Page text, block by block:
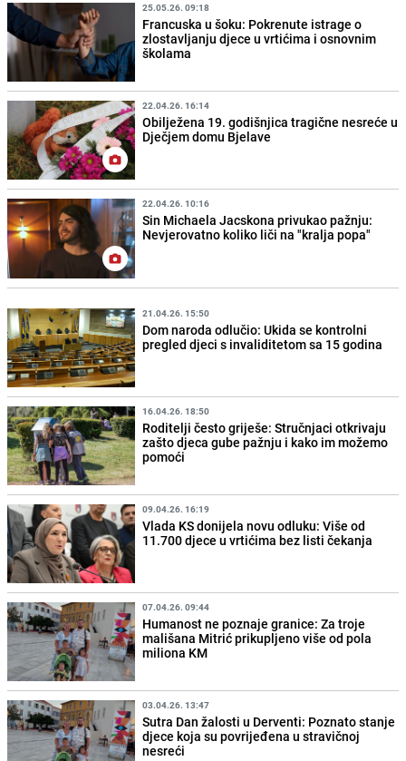
25.05.26. 09:18
Francuska u šoku: Pokrenute istrage o
zlostavljanju djece u vrtićima i osnovnim
školama
22.04.26. 16:14
Obilježena 19. godišnjica tragične nesreće u
Dječjem domu Bjelave
22.04.26. 10:16
Sin Michaela Jacskona privukao pažnju:
Nevjerovatno koliko liči na "kralja popa"
21.04.26. 15:50
Dom naroda odlučio: Ukida se kontrolni
pregled djeci s invaliditetom sa 15 godina
16.04.26. 18:50
Roditelji često griješe: Stručnjaci otkrivaju
zašto djeca gube pažnju i kako im možemo
pomoći
09.04.26. 16:19
Vlada KS donijela novu odluku: Više od
11.700 djece u vrtićima bez listi čekanja
07.04.26. 09:44
Humanost ne poznaje granice: Za troje
mališana Mitrić prikupljeno više od pola
miliona KM
03.04.26. 13:47
Sutra Dan žalosti u Derventi: Poznato stanje
djece koja su povrijeđena u stravičnoj
nesreći